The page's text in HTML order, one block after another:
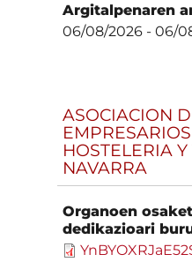
Argitalpenaren
06/08/2026 -06/
ASOCIACION
HOSTELERIA
NAVARRA
Organoen
dedikazioari